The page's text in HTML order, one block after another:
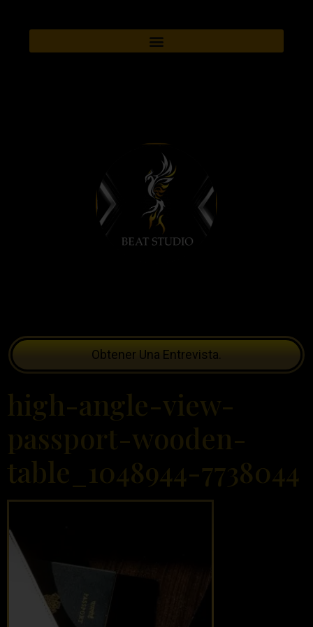
Obtener Una Entrevista.
high-angle-view-
passport-wooden-
table_1048944-7738044